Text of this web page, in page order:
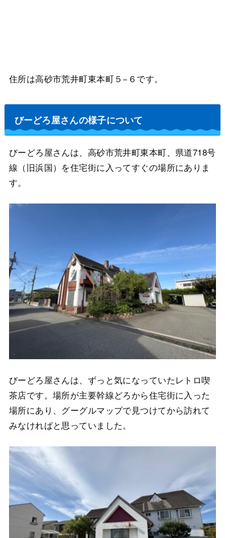
住所は高砂市荒井町東本町５−６です。
びーどろ屋さんの様子について
びーどろ屋さんは、高砂市荒井町東本町、県道718号
線（旧浜国）を住宅街に入ってすぐの場所にありま
す。
びーどろ屋さんは、ずっと気になっていたレトロ喫
茶店です。場所が主要幹線どろから住宅街に入った
場所にあり、グーグルマップで見つけてから訪れて
みなければと思っていました。